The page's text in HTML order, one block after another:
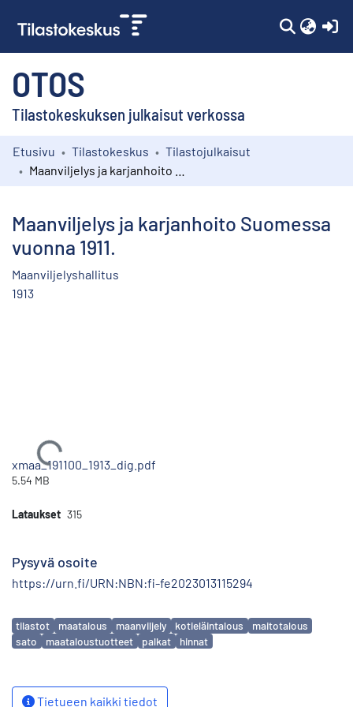
OTOS
Tilastokeskuksen julkaisut verkossa
Kokoelmat
Etusivu Tilastokeskus
Tilastojulkaisut
Maanviljelys ja karjanhoito Suomessa
vuonna 1911.
Maanviljelyshallitus
1913
Ladataan...
xmaa_191100_1913_dig.pdf
5.54 MB
Lataukset 315
Pysyvä osoite
https://urn.fi/URN:NBN:fi-fe2023013115294
Avainsanat
tilastot maatalous maanviljely kotieläintalous
maitotalous
sato
maataloustuotteet palkat hinnat
Tietueen kaikki tiedot